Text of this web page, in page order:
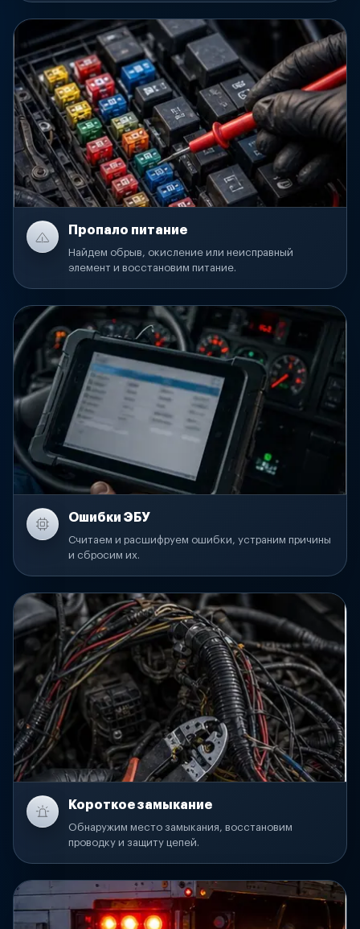
Пропало питание
Найдем обрыв, окисление или неисправный
элемент и восстановим питание.
Ошибки ЭБУ
Считаем и расшифруем ошибки, устраним причины
и сбросим их.
Короткое замыкание
Обнаружим место замыкания, восстановим
проводку и защиту цепей.